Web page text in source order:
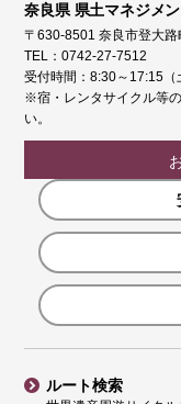
奈良県 県土マネジメ
〒630-8501 奈良市登大路
TEL：0742-27-7512
受付時間：8:30～17:15（
※宿・レンタサイクル等
い。
ルート検索